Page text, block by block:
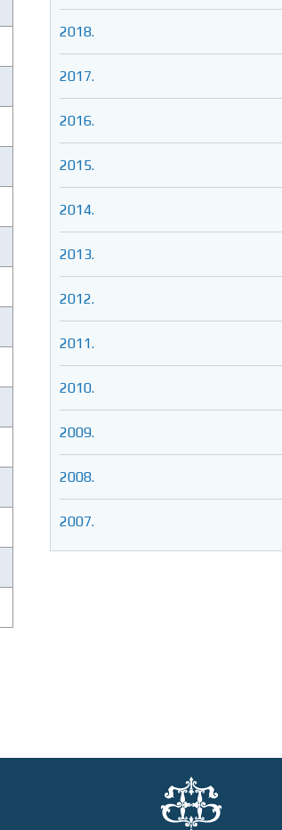
2018.
2017.
2016.
2015.
2014.
2013.
2012.
2011.
2010.
2009.
2008.
2007.